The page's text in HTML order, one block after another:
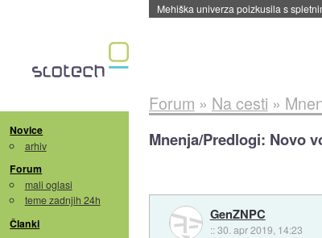
Evropska vesoljska agencija razvija
Novice
arhiv
Forum
mali oglasi
teme zadnjih 24h
Članki
Forum » Na cesti »
Mnenja/Predlogi: Novo
GenZNPC
::30. apr 2019, 14:23